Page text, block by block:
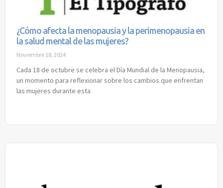
¿Cómo afecta la menopausia y la perimenopausia en
la salud mental de las mujeres?
Noviembre 18, 2024
Cada 18 de octubre se celebra el Día Mundial de la Menopausia,
un momento para reflexionar sobre los cambios que enfrentan
las mujeres durante esta